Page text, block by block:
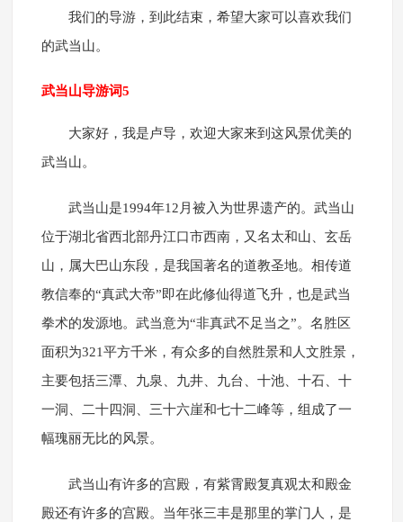
我们的导游，到此结束，希望大家可以喜欢我们
的武当山。
武当山导游词5
大家好，我是卢导，欢迎大家来到这风景优美的
武当山。
武当山是1994年12月被入为世界遗产的。武当山
位于湖北省西北部丹江口市西南，又名太和山、玄岳
山，属大巴山东段，是我国著名的道教圣地。相传道
教信奉的“真武大帝”即在此修仙得道飞升，也是武当
拳术的发源地。武当意为“非真武不足当之”。名胜区
面积为321平方千米，有众多的自然胜景和人文胜景，
主要包括三潭、九泉、九井、九台、十池、十石、十
一洞、二十四洞、三十六崖和七十二峰等，组成了一
幅瑰丽无比的风景。
武当山有许多的宫殿，有紫霄殿复真观太和殿金
殿还有许多的宫殿。当年张三丰是那里的掌门人，是